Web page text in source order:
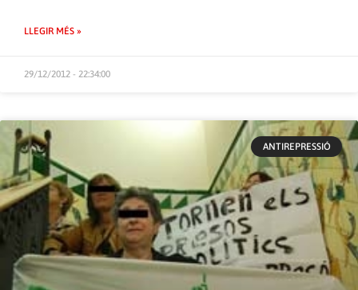
LLEGIR MÉS »
29/12/2012 - 22:34:00
ANTIREPRESSIÓ